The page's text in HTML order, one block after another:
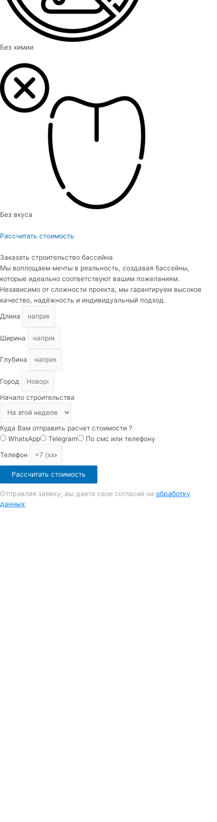
Без химии
Без вкуса
Рассчитать стоимость
Заказать строительство бассейна
Мы воплощаем мечты в реальность, создавая бассейны,
которые идеально соответствуют вашим пожеланиям.
Независимо от сложности проекта, мы гарантируем высокое
качество, надёжность и индивидуальный подход.
Длина
Ширина
Глубина
Город
Начало строительства
Куда Вам отправить расчет стоимости ?
WhatsApp
Telegram По смс или телефону
Телефон
Рассчитать стоимость
Отправляя заявку, вы даете свое согласие на обработку
данных.